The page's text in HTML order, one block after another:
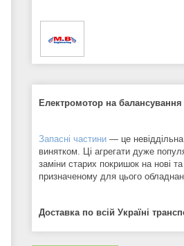
Електромотор на балансування
Запасні частини — це
винятком. Ці агрегати дуже
заміни старих покришок на нові
призначеному для цього
Доставка по всій Україні